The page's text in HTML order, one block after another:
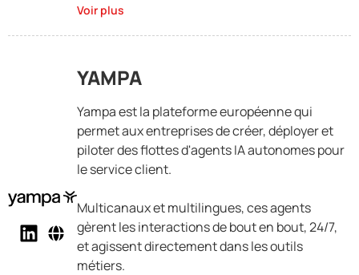
Voir plus
YAMPA
Yampa est la plateforme européenne qui
permet aux entreprises de créer, déployer et
piloter des flottes d'agents IA autonomes pour
le service client.
Multicanaux et multilingues, ces agents
gèrent les interactions de bout en bout, 24/7,
et agissent directement dans les outils
métiers.